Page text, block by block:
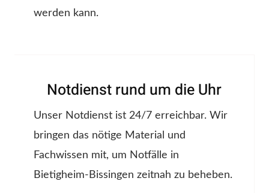
werden kann.
Notdienst rund um die Uhr
Unser Notdienst ist 24/7 erreichbar. Wir
bringen das nötige Material und
Fachwissen mit, um Notfälle in
Bietigheim-Bissingen zeitnah zu beheben.